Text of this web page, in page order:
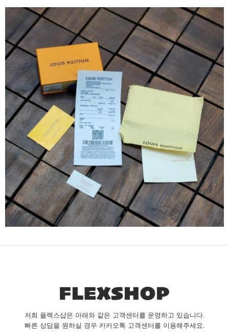
저희 플렉스샵은 아래와 같은 고객센터를 운영하고 있습니다.
빠른 상담을 원하실 경우 카카오톡 고객센터를 이용해주세요.